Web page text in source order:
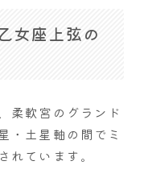
女座上弦の
柔軟宮のグランド
・土星軸の間でミ
れています。